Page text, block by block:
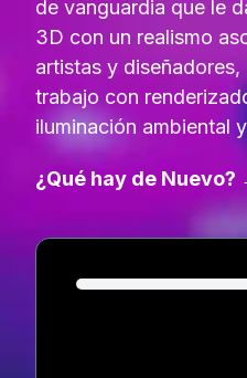
de vanguardia que le
3D con un realismo
artistas y diseñadores,
trabajo con
iluminación ambiental
¿Qué hay de Nuevo?